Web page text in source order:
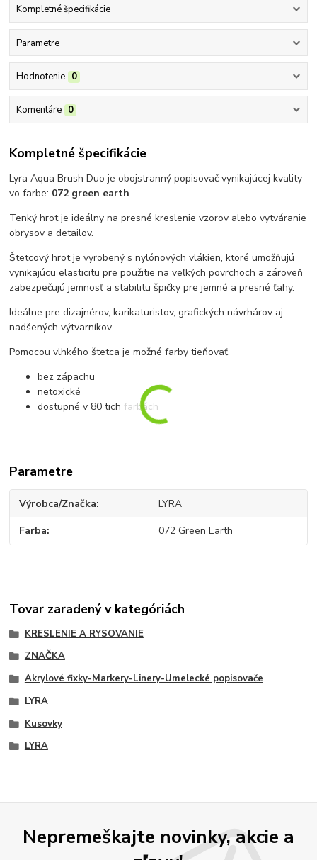
Kompletné špecifikácie
Parametre
Hodnotenie 0
Komentáre 0
Kompletné špecifikácie
Lyra Aqua Brush Duo je obojstranný popisovač vynikajúcej kvality
vo farbe: 072 green earth.
Tenký hrot je ideálny na presné kreslenie vzorov alebo vytváranie
obrysov a detailov.
Štetcový hrot je vyrobený s nylónových vlákien, ktoré umožňujú
vynikajúcu elasticitu pre použitie na veľkých povrchoch a zároveň
zabezpečujú jemnosť a stabilitu špičky pre jemné a presné ťahy.
Ideálne pre dizajnérov, karikaturistov, grafických návrhárov aj
nadšených výtvarníkov.
Pomocou vlhkého štetca je možné farby tieňovať.
bez zápachu
netoxické
dostupné v 80 tich farbách
Parametre
Výrobca/Značka LYRA
Farba 072 Green Earth
Tovar zaradený v kategóriách
KRESLENIE A RYSOVANIE
ZNAČKA
Akrylové fixky-Markery-Linery-Umelecké popisovače
LYRA
Kusovky
LYRA
Nepremeškajte novinky, akcie a